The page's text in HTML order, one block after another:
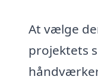
At vælge
projektets